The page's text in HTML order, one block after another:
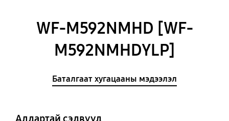
WF-M592NMHD [WF-
M592NMHDYLP]
Баталгаат хугацааны мэдээлэл
Алдартай сэдвүүд